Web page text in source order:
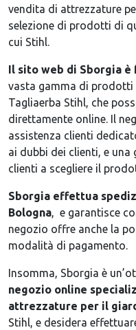
vendita di attrezzature
selezione di prodotti di
cui Stihl.
Il sito web di Sborgia è
vasta gamma di prodotti
Tagliaerba Stihl, che
direttamente online. Il
assistenza clienti
ai dubbi dei clienti, e una
clienti a scegliere il
Sborgia effettua
Bologna, e garantisce
negozio offre anche la
modalità di pagamento.
Insomma, Sborgia è
negozio online
attrezzature per il
Stihl, e desidera